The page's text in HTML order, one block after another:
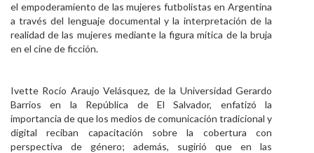
el empoderamiento de las mujeres futbolistas en Argentina
a través del lenguaje documental y la interpretación de la
realidad de las mujeres mediante la figura mítica de la bruja
en el cine de ficción.
Ivette Rocío Araujo Velásquez, de la Universidad Gerardo
Barrios en la República de El Salvador, enfatizó la
importancia de que los medios de comunicación tradicional y
digital reciban capacitación sobre la cobertura con
perspectiva de género; además, sugirió que en las